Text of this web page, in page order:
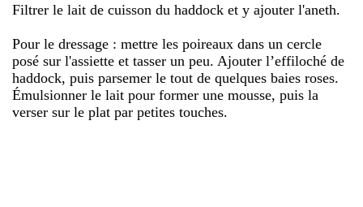
Filtrer le lait de cuisson du haddock et y ajouter l'aneth.
Pour le dressage : mettre les poireaux dans un cercle
posé sur l'assiette et tasser un peu. Ajouter l’effiloché de
haddock, puis parsemer le tout de quelques baies roses.
Émulsionner le lait pour former une mousse, puis la
verser sur le plat par petites touches.